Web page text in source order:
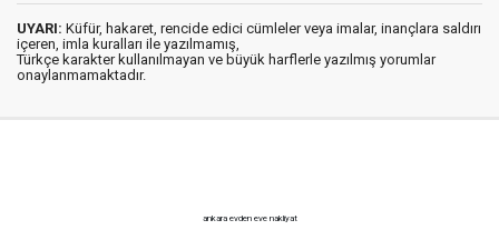
UYARI: Küfür, hakaret, rencide edici cümleler veya imalar, inançlara saldırı
içeren, imla kuralları ile yazılmamış,
Türkçe karakter kullanılmayan ve büyük harflerle yazılmış yorumlar
onaylanmamaktadır.
ankara evden eve nakliyat